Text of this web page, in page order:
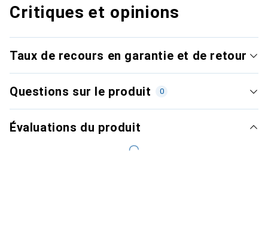
Critiques et opinions
Taux de recours en garantie et de retour
Questions sur le produit 0
Évaluations du produit